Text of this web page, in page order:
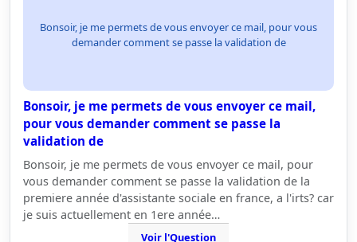
Bonsoir, je me permets de vous envoyer ce mail, pour vous
demander comment se passe la validation de
Bonsoir, je me permets de vous envoyer ce mail,
pour vous demander comment se passe la
validation de
Bonsoir, je me permets de vous envoyer ce mail, pour
vous demander comment se passe la validation de la
premiere année d'assistante sociale en france, a l'irts? car
je suis actuellement en 1ere année…
Voir l'Question